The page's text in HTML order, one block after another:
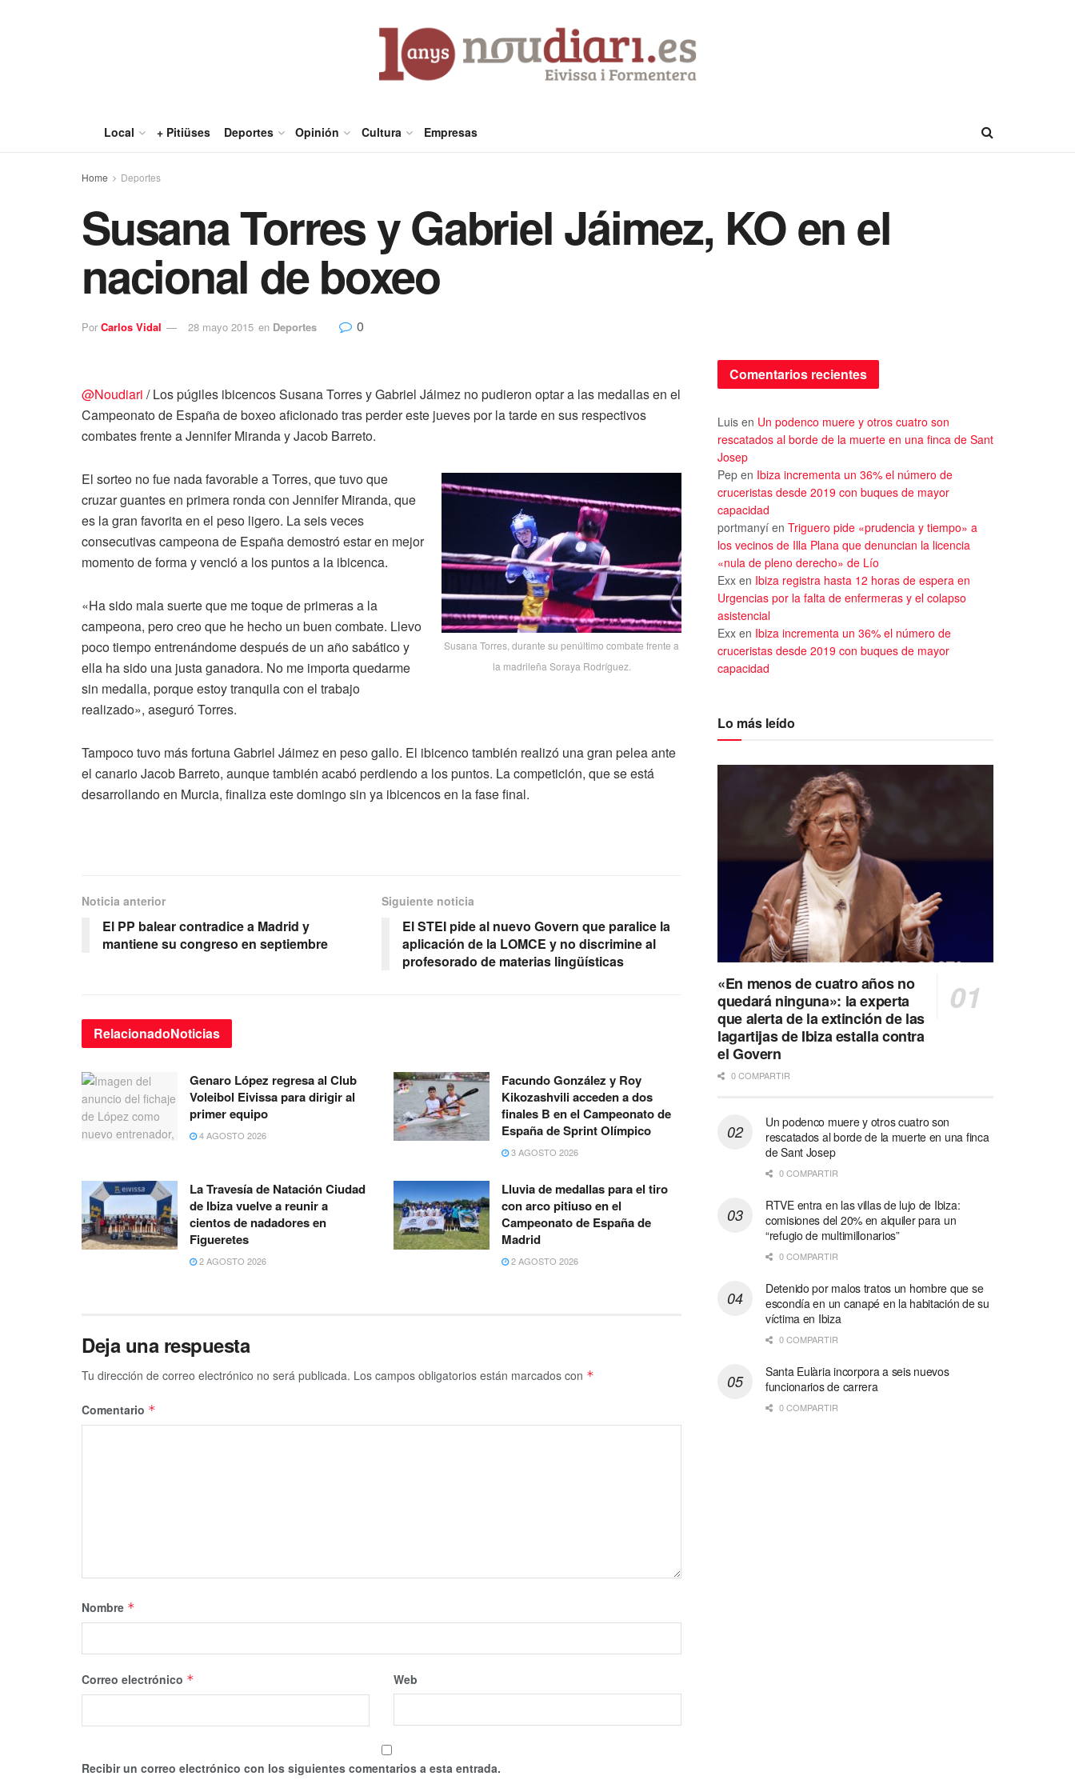
Local + Pitiüses Deportes Opinión Cultura Empresas
Home Deportes
Susana Torres y Gabriel Jáimez, KO en el
nacional de boxeo
Por Carlos Vidal 28 mayo 2015 en Deportes 0
@Noudiari / Los púgiles ibicencos Susana Torres y Gabriel Jáimez no pudieron optar a las medallas en el
Campeonato de España de boxeo aficionado tras perder este jueves por la tarde en sus respectivos
combates frente a Jennifer Miranda y Jacob Barreto.
Susana Torres, durante su penúltimo combate frente a
la madrileña Soraya Rodríguez.
El sorteo no fue nada favorable a Torres, que tuvo que
cruzar guantes en primera ronda con Jennifer Miranda, que
es la gran favorita en el peso ligero. La seis veces
consecutivas campeona de España demostró estar en mejor
momento de forma y venció a los puntos a la ibicenca.
«Ha sido mala suerte que me toque de primeras a la
campeona, pero creo que he hecho un buen combate. Llevo
poco tiempo entrenándome después de un año sabático y
ella ha sido una justa ganadora. No me importa quedarme
sin medalla, porque estoy tranquila con el trabajo
realizado», aseguró Torres.
Tampoco tuvo más fortuna Gabriel Jáimez en peso gallo. El ibicenco también realizó una gran pelea ante
el canario Jacob Barreto, aunque también acabó perdiendo a los puntos. La competición, que se está
desarrollando en Murcia, finaliza este domingo sin ya ibicencos en la fase final.
Noticia anterior
El PP balear contradice a Madrid y
mantiene su congreso en septiembre
Siguiente noticia
El STEI pide al nuevo Govern que paralice la
aplicación de la LOMCE y no discrimine al
profesorado de materias lingüísticas
RelacionadoNoticias
Genaro López regresa al Club
Voleibol Eivissa para dirigir al
primer equipo
4 AGOSTO 2026
Facundo González y Roy
Kikozashvili acceden a dos
finales B en el Campeonato de
España de Sprint Olímpico
3 AGOSTO 2026
La Travesía de Natación Ciudad
de Ibiza vuelve a reunir a
cientos de nadadores en
Figueretes
2 AGOSTO 2026
Lluvia de medallas para el tiro
con arco pitiuso en el
Campeonato de España de
Madrid
2 AGOSTO 2026
Deja una respuesta
Tu dirección de correo electrónico no será publicada. Los campos obligatorios están marcados con *
Comentario *
Nombre *
Correo electrónico * Web
Recibir un correo electrónico con los siguientes comentarios a esta entrada.
Comentarios recientes
Luis en Un podenco muere y otros cuatro son
rescatados al borde de la muerte en una finca de Sant
Josep
Pep en Ibiza incrementa un 36% el número de
cruceristas desde 2019 con buques de mayor
capacidad
portmanyí en Triguero pide «prudencia y tiempo» a
los vecinos de Illa Plana que denuncian la licencia
«nula de pleno derecho» de Lío
Exx en Ibiza registra hasta 12 horas de espera en
Urgencias por la falta de enfermeras y el colapso
asistencial
Exx en Ibiza incrementa un 36% el número de
cruceristas desde 2019 con buques de mayor
capacidad
Lo más leído
«En menos de cuatro años no
quedará ninguna»: la experta
que alerta de la extinción de las
lagartijas de Ibiza estalla contra
el Govern
0 COMPARTIR
Un podenco muere y otros cuatro son
rescatados al borde de la muerte en una finca
de Sant Josep
0 COMPARTIR
RTVE entra en las villas de lujo de Ibiza:
comisiones del 20% en alquiler para un
“refugio de multimillonarios”
0 COMPARTIR
Detenido por malos tratos un hombre que se
escondía en un canapé en la habitación de su
víctima en Ibiza
0 COMPARTIR
Santa Eulària incorpora a seis nuevos
funcionarios de carrera
0 COMPARTIR